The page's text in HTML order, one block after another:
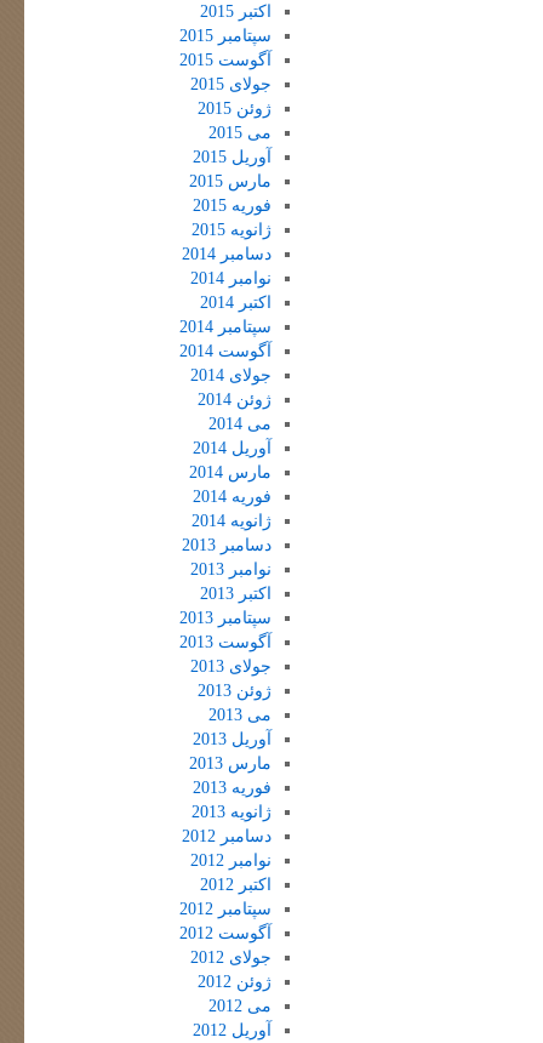
اکتبر 2015
سپتامبر 2015
آگوست 2015
جولای 2015
ژوئن 2015
می 2015
آوریل 2015
مارس 2015
فوریه 2015
ژانویه 2015
دسامبر 2014
نوامبر 2014
اکتبر 2014
سپتامبر 2014
آگوست 2014
جولای 2014
ژوئن 2014
می 2014
آوریل 2014
مارس 2014
فوریه 2014
ژانویه 2014
دسامبر 2013
نوامبر 2013
اکتبر 2013
سپتامبر 2013
آگوست 2013
جولای 2013
ژوئن 2013
می 2013
آوریل 2013
مارس 2013
فوریه 2013
ژانویه 2013
دسامبر 2012
نوامبر 2012
اکتبر 2012
سپتامبر 2012
آگوست 2012
جولای 2012
ژوئن 2012
می 2012
آوریل 2012